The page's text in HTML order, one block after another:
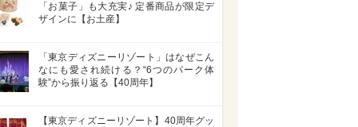
「お菓子」も大充実♪ 定番商品が限定デ
ザインに【お土産】
「東京ディズニーリゾート」はなぜこん
なにも愛され続ける？“6つのパーク体
験”から振り返る【40周年】
【東京ディズニーリゾート】40周年グッ